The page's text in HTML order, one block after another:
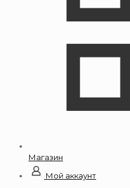
Магазин
Мой аккаунт